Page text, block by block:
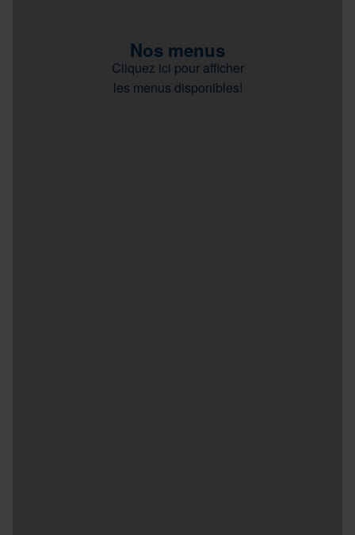
Nos menus
Cliquez ici pour afficher
les menus disponibles!